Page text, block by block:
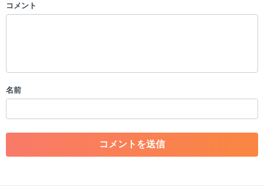
以下の書き込みを禁止とし、場合によってはコメント削除や書き込み制
・一度削除された投稿を再び投稿すること
・アカウントの売買など金銭が絡む内容の投稿
・各ゲームのネタバレを含む内容の投稿
・その他、管理者が不適切と判断した投稿
コメント
名前